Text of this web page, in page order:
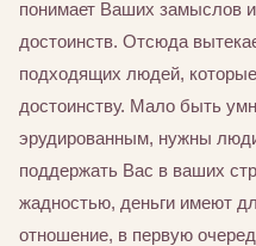
понимает Ваших замыслов
достоинств. Отсюда
подходящих людей,
достоинству. Мало быть
эрудированным, нужны
поддержать Вас в ваших
жадностью, деньги имеют
отношение, в первую